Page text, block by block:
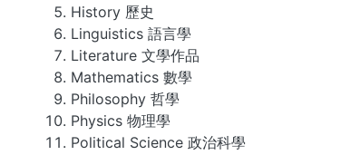
History 歷史
Linguistics 語言學
Literature 文學作品
Mathematics 數學
Philosophy 哲學
Physics 物理學
Political Science 政治科學